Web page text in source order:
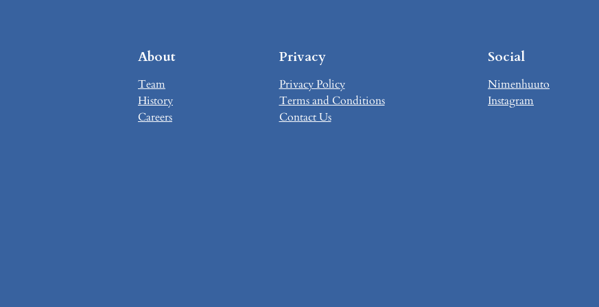
About
Team
History
Careers
Privacy
Privacy Policy
Terms and Conditions
Contact Us
Social
Nimenhuuto
Instagram